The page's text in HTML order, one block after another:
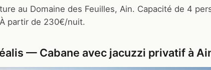
au Domaine des Feuilles, Ain. Capacité de 4
partir de 230€/nuit.
— Cabane avec jacuzzi privatif à